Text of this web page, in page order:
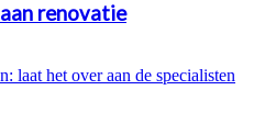
renovatie